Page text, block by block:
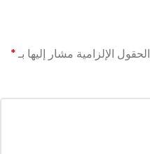
الحقول الإلزامية مشار إليها بـ *